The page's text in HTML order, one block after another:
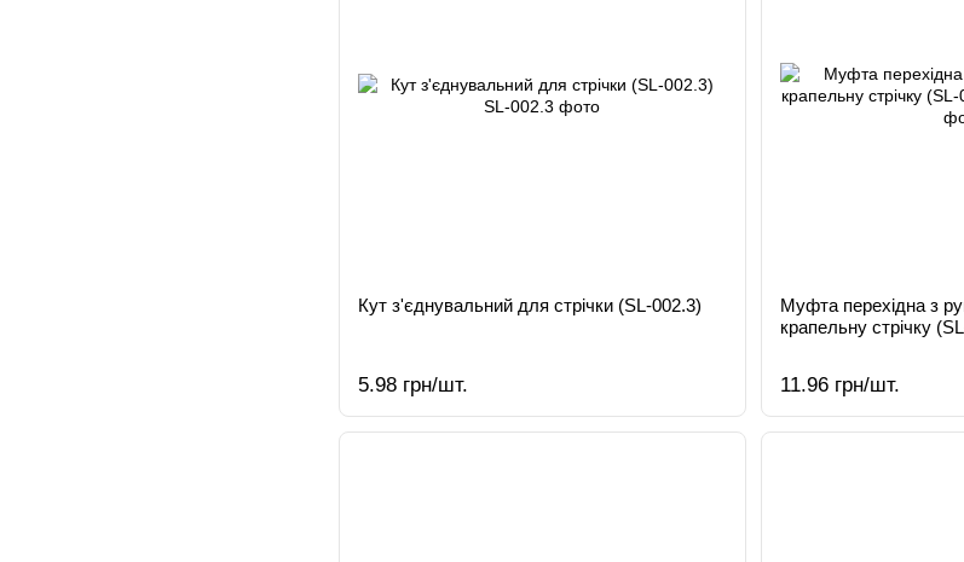
Кут з'єднувальний для стрічки (SL-002.3)
5.98 грн/шт.
Муфта перехідна з
крапельну стрічку
11.96 грн/шт.